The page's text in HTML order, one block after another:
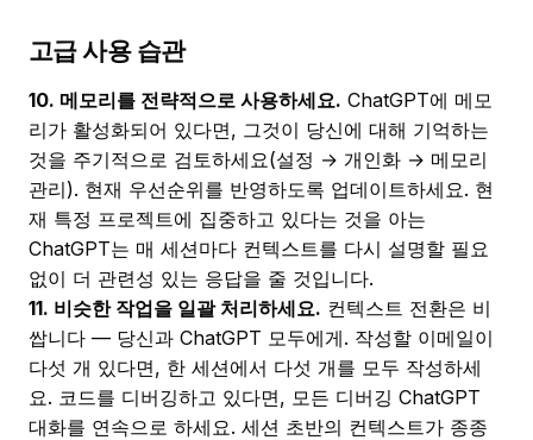
고급 사용 습관
10. 메모리를 전략적으로 사용하세요. ChatGPT에 메모
리가 활성화되어 있다면, 그것이 당신에 대해 기억하는
것을 주기적으로 검토하세요(설정 → 개인화 → 메모리
관리). 현재 우선순위를 반영하도록 업데이트하세요. 현
재 특정 프로젝트에 집중하고 있다는 것을 아는
ChatGPT는 매 세션마다 컨텍스트를 다시 설명할 필요
없이 더 관련성 있는 응답을 줄 것입니다.
11. 비슷한 작업을 일괄 처리하세요. 컨텍스트 전환은 비
쌉니다 — 당신과 ChatGPT 모두에게. 작성할 이메일이
다섯 개 있다면, 한 세션에서 다섯 개를 모두 작성하세
요. 코드를 디버깅하고 있다면, 모든 디버깅 ChatGPT
대화를 연속으로 하세요. 세션 초반의 컨텍스트가 종종